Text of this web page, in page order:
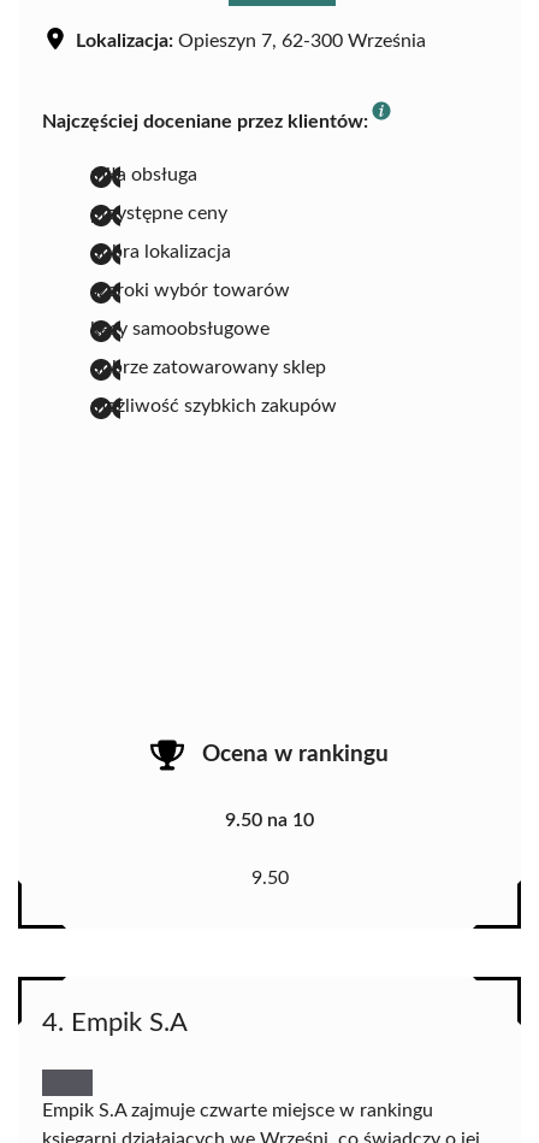
Lokalizacja: Opieszyn 7, 62-300 Września
Najczęściej doceniane przez klientów:
miła obsługa
przystępne ceny
dobra lokalizacja
szeroki wybór towarów
kasy samoobsługowe
dobrze zatowarowany sklep
możliwość szybkich zakupów
Ocena w rankingu
9.50 na 10
9.50
4. Empik S.A
Empik S.A zajmuje czwarte miejsce w rankingu